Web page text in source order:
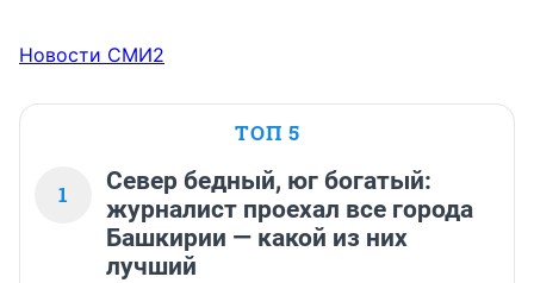
Новости СМИ2
ТОП 5
1
Север бедный, юг богатый:
журналист проехал все города
Башкирии — какой из них
лучший